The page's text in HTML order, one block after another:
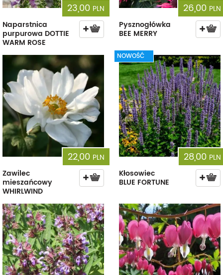
23,00 PLN
Naparstnica
purpurowa DOTTIE
WARM ROSE
26,00 PLN
Pysznogłówka
BEE MERRY
22,00 PLN
Zawilec
mieszańcowy
WHIRLWIND
NOWOŚĆ
28,00 PLN
Kłosowiec
BLUE FORTUNE